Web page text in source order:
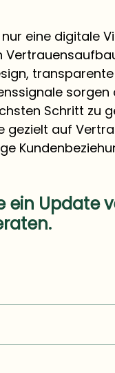
eine digitale
Schritt zu
gezielt auf
ein Update